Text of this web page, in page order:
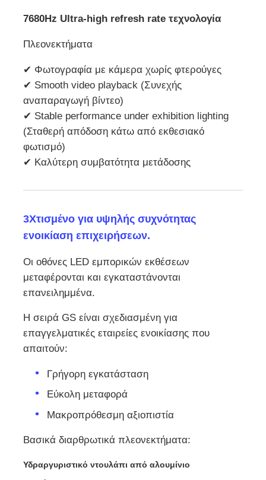
7680Hz Ultra-high refresh rate τεχνολογία
Πλεονεκτήματα
✔ Φωτογραφία με κάμερα χωρίς φτερούγες
✔ Smooth video playback (Συνεχής
αναπαραγωγή βίντεο)
✔ Stable performance under exhibition lighting
(Σταθερή απόδοση κάτω από εκθεσιακό
φωτισμό)
✔ Καλύτερη συμβατότητα μετάδοσης
3Χτισμένο για υψηλής συχνότητας
ενοικίαση επιχειρήσεων.
Οι οθόνες LED εμπορικών εκθέσεων
μεταφέρονται και εγκαταστάνονται
επανειλημμένα.
Η σειρά GS είναι σχεδιασμένη για
επαγγελματικές εταιρείες ενοικίασης που
απαιτούν:
Γρήγορη εγκατάσταση
Εύκολη μεταφορά
Μακροπρόθεσμη αξιοπιστία
Βασικά διαρθρωτικά πλεονεκτήματα:
Υδραργυριστικό ντουλάπι από αλουμίνιο